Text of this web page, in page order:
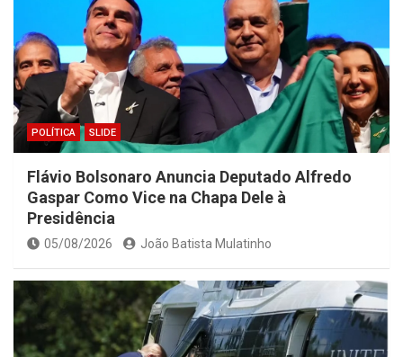
POLÍTICA SLIDE
Flávio Bolsonaro Anuncia Deputado Alfredo
Gaspar Como Vice na Chapa Dele à
Presidência
05/08/2026 João Batista Mulatinho